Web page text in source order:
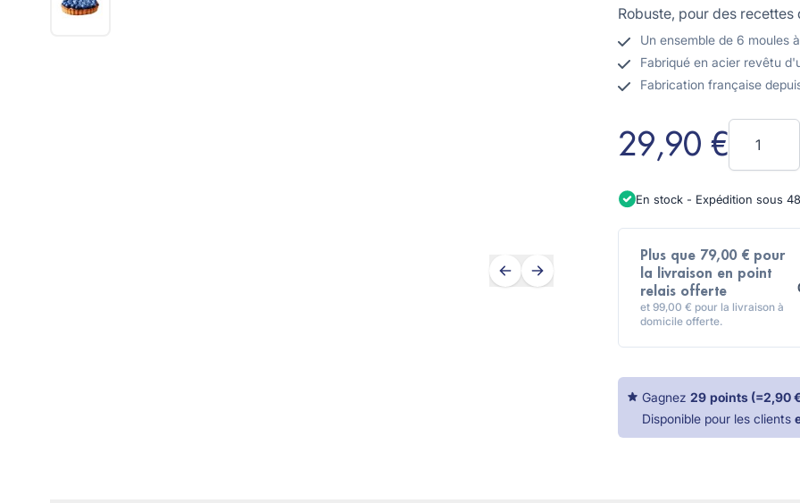
Robuste, pour des
Un ensemble de 6 moules
Fabriqué en acier revêtu
Fabrication française
29,90 €Quantité
En stock - Expédition sous
Plus que 79,00 € pour
la livraison en point
relais offerte
et 99,00 € pour la livraison à
domicile offerte.
Gagnez 29 points (=2,90
Disponible pour les clients